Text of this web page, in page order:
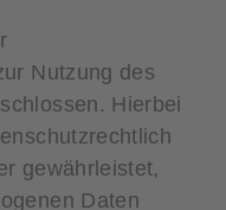
Nutzung des
Hierbei
gewährleistet,
Daten